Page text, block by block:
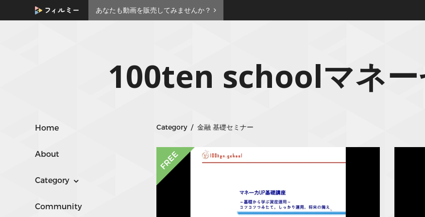
あなたも動画を販売してみませんか？
100ten schoolマネー
Home
About
Category
Community
Category / 金融 基礎セミナー